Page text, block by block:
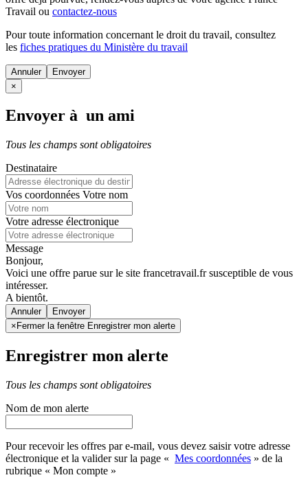
Travail ou contactez-nous
Pour toute information concernant le droit du travail, consultez
les fiches pratiques du Ministère du travail
Annuler
×
Envoyer à un ami
Tous les champs sont obligatoires
Destinataire
Vos coordonnées Votre nom
Votre adresse électronique
Message
Bonjour,
Voici une offre parue sur le site francetravail.fr susceptible de vous
intéresser.
A bientôt.
Annuler
× Fermer la fenêtre Enregistrer mon alerte
Enregistrer mon alerte
Tous les champs sont obligatoires
Nom de mon alerte
Pour recevoir les offres par e-mail, vous devez saisir votre adresse
électronique et la valider sur la page « Mes coordonnées » de la
rubrique « Mon compte »